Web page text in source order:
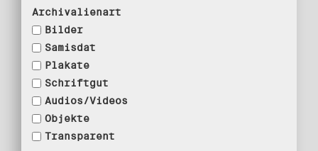
Archivalienart
Bilder
Samisdat
Plakate
Schriftgut
Audios/Videos
Objekte
Transparent